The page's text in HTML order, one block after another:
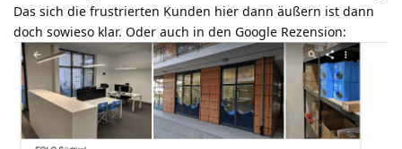
Das sich die frustrierten Kunden hier dann äußern ist dann
doch sowieso klar. Oder auch in den Google Rezension: